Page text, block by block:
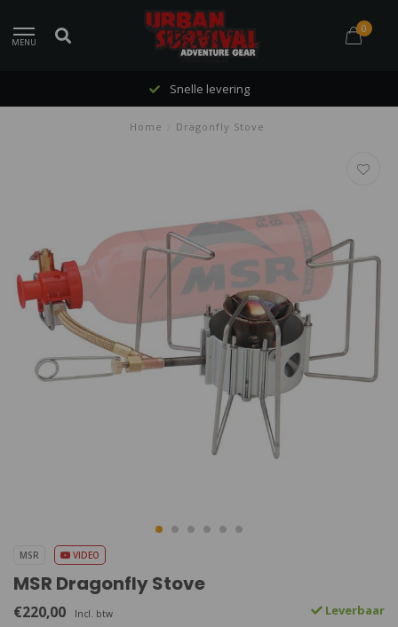
MENU
0
Snelle levering
Home Dragonfly Stove
MSR VIDEO
MSR Dragonfly Stove
€220,00 Incl. btw Leverbaar